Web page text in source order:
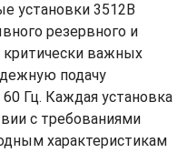
установки 3512B
резервного и
критически важных
подачу
Гц. Каждая установка
с требованиями
характеристикам